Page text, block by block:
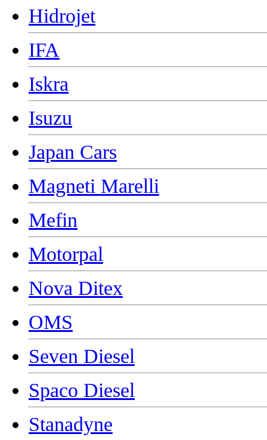
Hidrojet
IFA
Iskra
Isuzu
Japan Cars
Magneti Marelli
Mefin
Motorpal
Nova Ditex
OMS
Seven Diesel
Spaco Diesel
Stanadyne